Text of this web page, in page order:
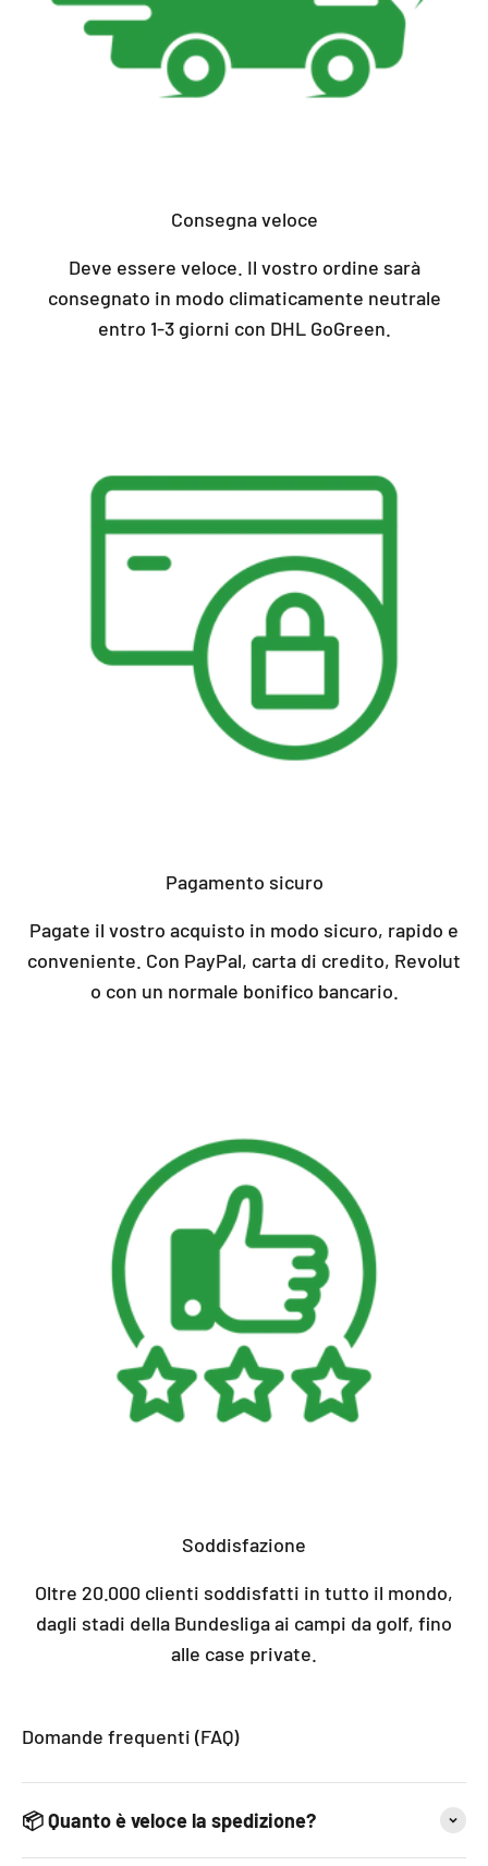
Consegna veloce
Deve essere veloce. Il vostro ordine sarà
consegnato in modo climaticamente neutrale
entro 1-3 giorni con DHL GoGreen.
Pagamento sicuro
Pagate il vostro acquisto in modo sicuro, rapido e
conveniente. Con PayPal, carta di credito, Revolut
o con un normale bonifico bancario.
Soddisfazione
Oltre 20.000 clienti soddisfatti in tutto il mondo,
dagli stadi della Bundesliga ai campi da golf, fino
alle case private.
Domande frequenti (FAQ)
📦 Quanto è veloce la spedizione?